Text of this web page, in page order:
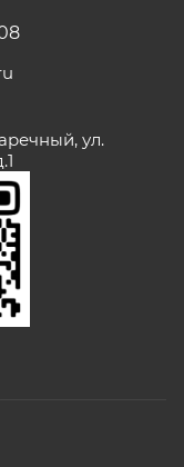
ул.